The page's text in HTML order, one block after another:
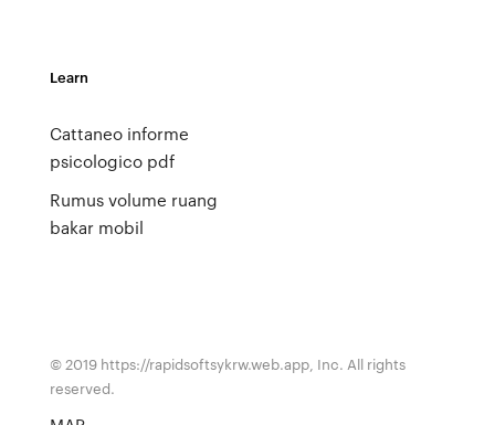
Learn
Cattaneo informe
psicologico pdf
Rumus volume ruang
bakar mobil
© 2019 https://rapidsoftsykrw.web.app, Inc. All rights
reserved.